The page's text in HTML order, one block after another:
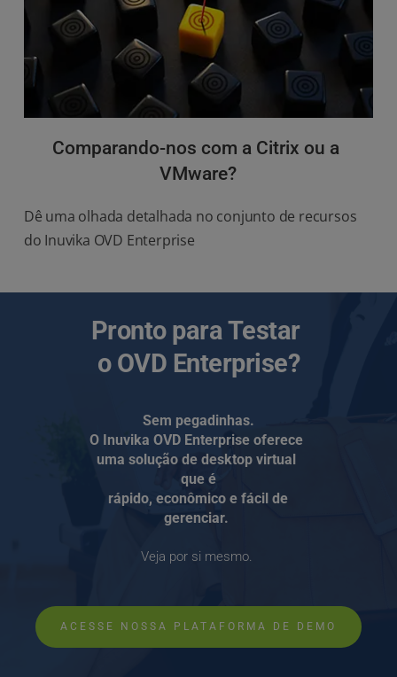
Comparando-nos com a Citrix ou a
VMware?
Dê uma olhada detalhada no conjunto de recursos
do Inuvika OVD Enterprise
Pronto para Testar
o OVD Enterprise?
Sem pegadinhas.
O Inuvika OVD Enterprise oferece
uma solução de desktop virtual
que é
gerenciar.
Veja por si mesmo.
ACESSE NOSSA PLATAFORMA DE DEMO